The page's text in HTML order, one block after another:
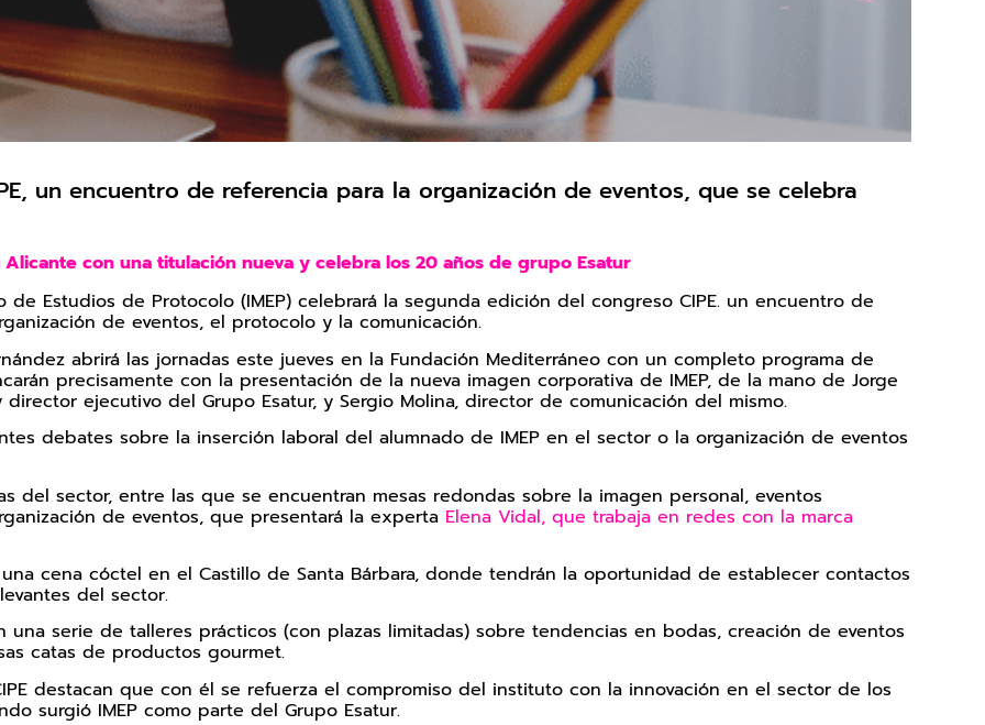
un encuentro de referencia para la organización de eventos, que se celebra
Alicante con una titulación nueva y celebra los 20 años de grupo Esatur
Estudios de Protocolo (IMEP) celebrará la segunda edición del congreso CIPE. un encuentro de
de eventos, el protocolo y la comunicación.
abrirá las jornadas este jueves en la Fundación Mediterráneo con un completo programa de
precisamente con la presentación de la nueva imagen corporativa de IMEP, de la mano de Jorge
ejecutivo del Grupo Esatur, y Sergio Molina, director de comunicación del mismo.
debates sobre la inserción laboral del alumnado de IMEP en el sector o la organización de eventos
del sector, entre las que se encuentran mesas redondas sobre la imagen personal, eventos
de eventos, que presentará la experta Elena Vidal, que trabaja en redes con la marca
cena cóctel en el Castillo de Santa Bárbara, donde tendrán la oportunidad de establecer contactos
del sector.
una serie de talleres prácticos (con plazas limitadas) sobre tendencias en bodas, creación de eventos
catas de productos gourmet.
destacan que con él se refuerza el compromiso del instituto con la innovación en el sector de los
surgió IMEP como parte del Grupo Esatur.